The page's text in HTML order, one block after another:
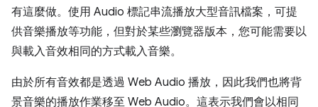
有這麼做。使用 Audio 標記串流播放大型音訊檔案，可提
供音樂播放等功能，但對於某些瀏覽器版本，您可能需要以
與載入音效相同的方式載入音樂。
由於所有音效都是透過 Web Audio 播放，因此我們也將背
景音樂的播放作業移至 Web Audio。這表示我們會以相同